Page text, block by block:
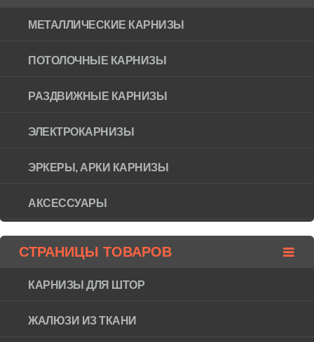
МЕТАЛЛИЧЕСКИЕ КАРНИЗЫ
ПОТОЛОЧНЫЕ КАРНИЗЫ
РАЗДВИЖНЫЕ КАРНИЗЫ
ЭЛЕКТРОКАРНИЗЫ
ЭРКЕРЫ, АРКИ КАРНИЗЫ
АКСЕССУАРЫ
СТРАНИЦЫ ТОВАРОВ
КАРНИЗЫ ДЛЯ ШТОР
ЖАЛЮЗИ ИЗ ТКАНИ